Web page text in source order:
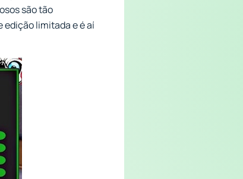
são tão
limitada e é aí